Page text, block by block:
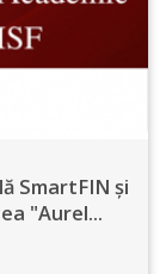
SmartFIN și
"Aurel...